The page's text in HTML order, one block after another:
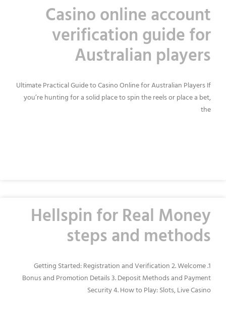
Casino online account
verification guide for
Australian players
Ultimate Practical Guide to Casino Online for Australian Players If
you’re hunting for a solid place to spin the reels or place a bet,
the
Hellspin for Real Money
steps and methods
1. Getting Started: Registration and Verification 2. Welcome
Bonus and Promotion Details 3. Deposit Methods and Payment
Security 4. How to Play: Slots, Live Casino